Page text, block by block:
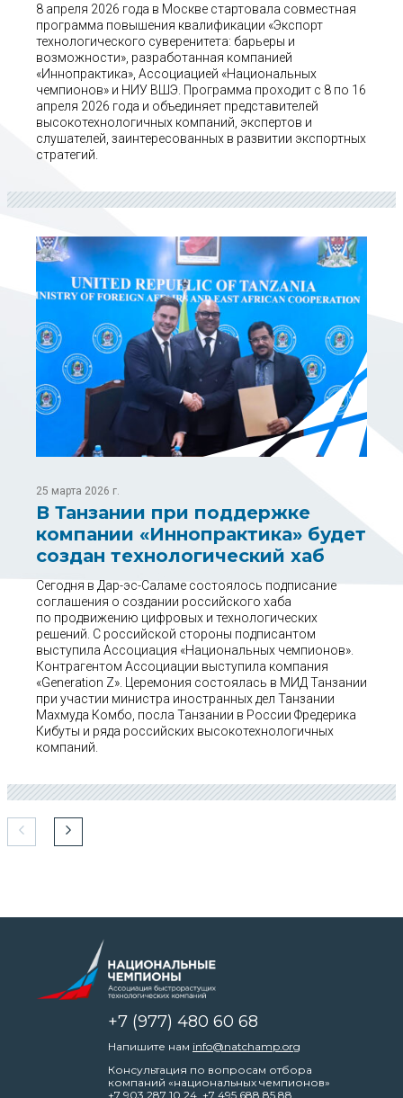
8 апреля 2026 года в Москве стартовала совместная
программа повышения квалификации «Экспорт
технологического суверенитета: барьеры и
возможности», разработанная компанией
«Иннопрактика», Ассоциацией «Национальных
чемпионов» и НИУ ВШЭ. Программа проходит с 8 по 16
апреля 2026 года и объединяет представителей
высокотехнологичных компаний, экспертов и
слушателей, заинтересованных в развитии экспортных
стратегий.
25 марта 2026 г.
В Танзании при поддержке
компании «Иннопрактика» будет
создан технологический хаб
Сегодня в Дар-эс-Саламе состоялось подписание
соглашения о создании российского хаба
по продвижению цифровых и технологических
решений. С российской стороны подписантом
выступила Ассоциация «Национальных чемпионов».
Контрагентом Ассоциации выступила компания
«Generation Z». Церемония состоялась в МИД Танзании
при участии министра иностранных дел Танзании
Махмуда Комбо, посла Танзании в России Фредерика
Кибуты и ряда российских высокотехнологичных
компаний.
+7 (977) 480 60 68
Напишите нам info@natchamp.org
Консультация по вопросам отбора
компаний «национальных чемпионов»
+7 903 287 10 24 +7 495 688 85 88